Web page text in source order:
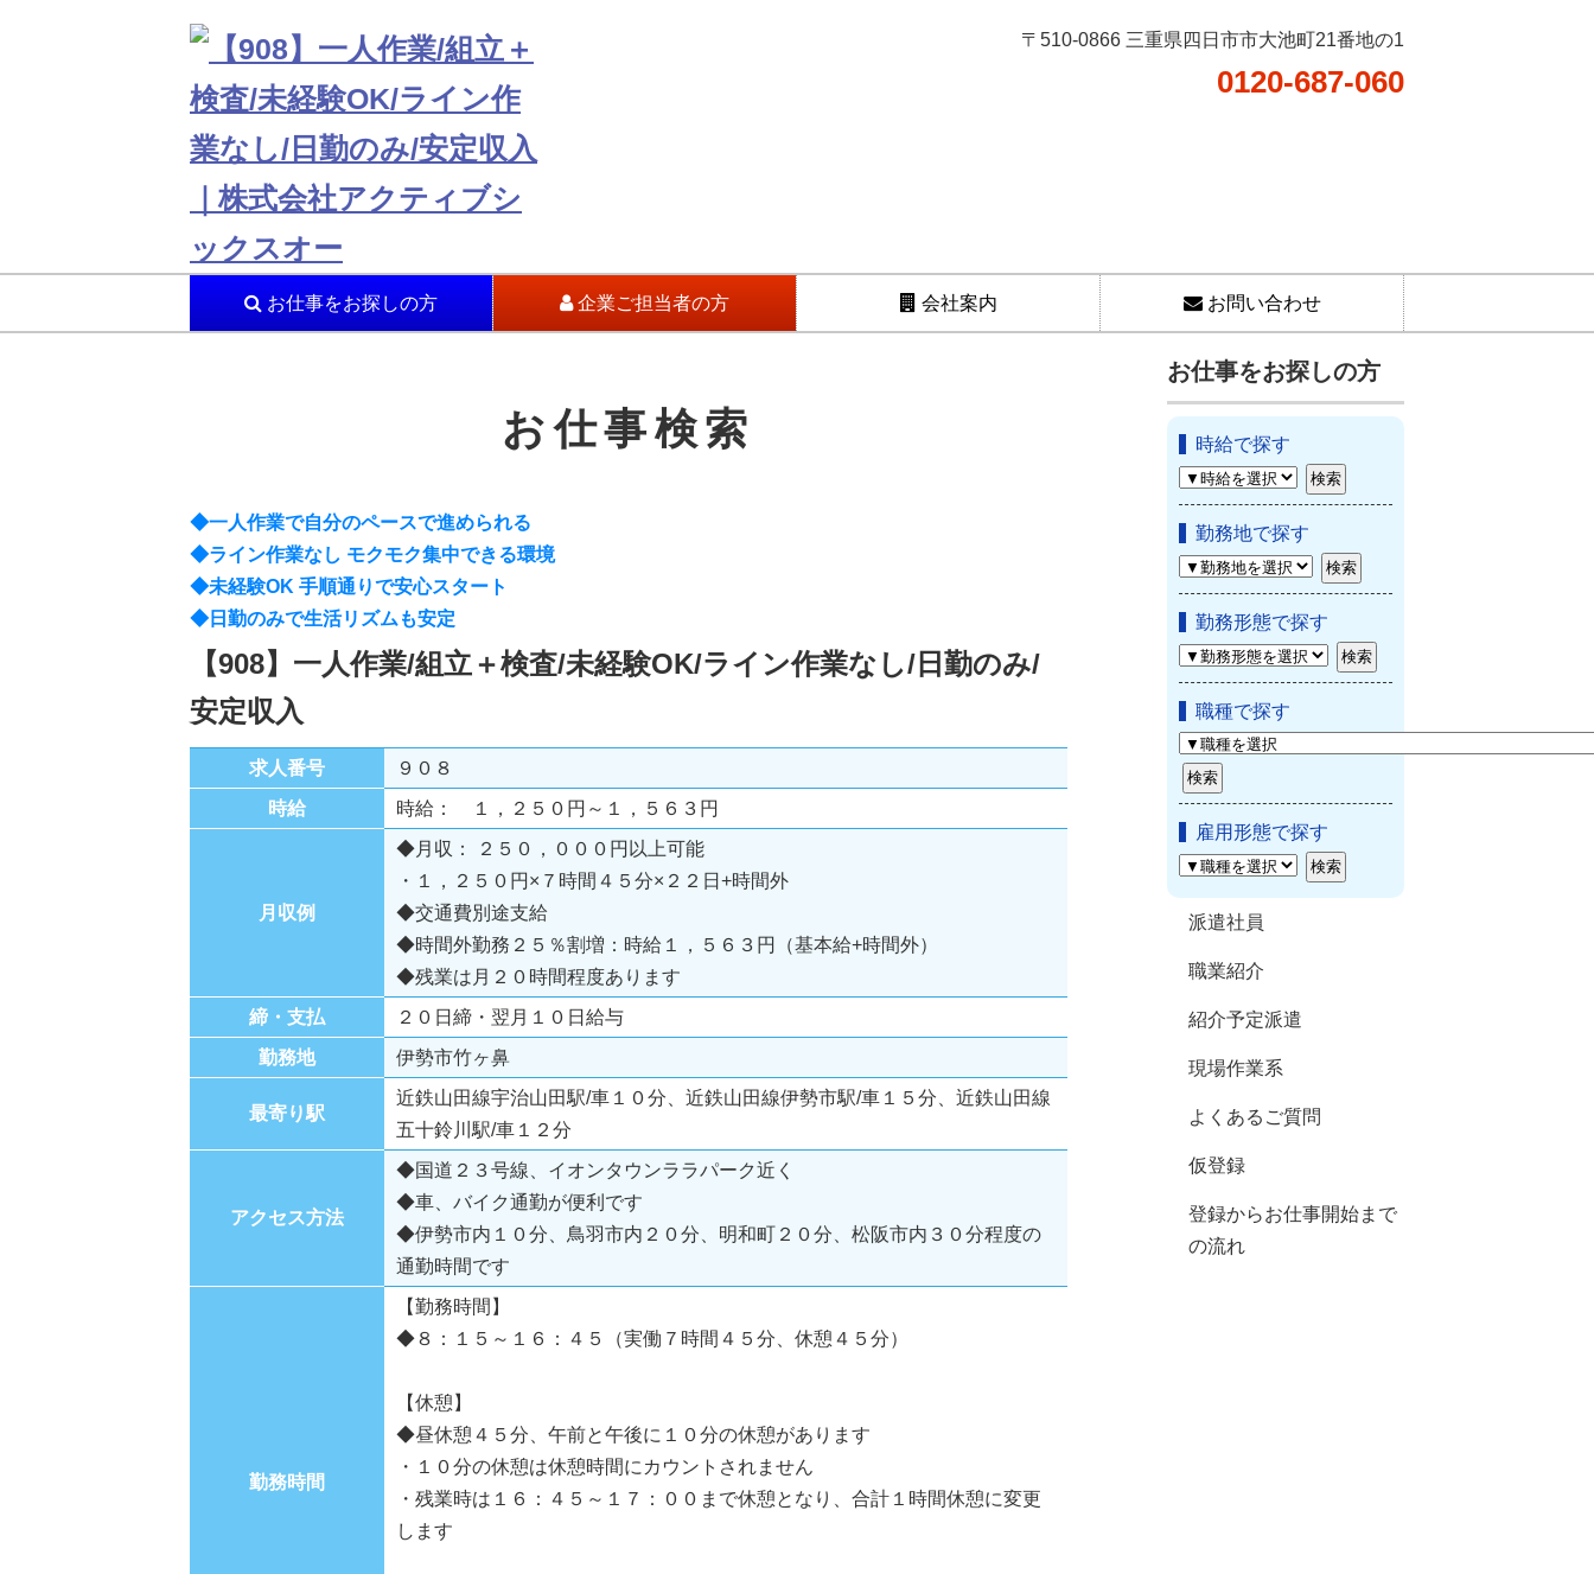
〒510-0866 三重県四日市市大池町21番地の1
0120-687-060
お仕事をお探しの方 企業ご担当者の方 会社案内 お問い合わせ
お仕事検索
◆一人作業で自分のペースで進められる
◆ライン作業なし モクモク集中できる環境
◆未経験OK 手順通りで安心スタート
◆日勤のみで生活リズムも安定
【908】一人作業/組立＋検査/未経験OK/ライン作業なし/日勤のみ/
安定収入
求人番号
９０８
時給
時給： １，２５０円～１，５６３円
月収例
◆月収： ２５０，０００円以上可能
・１，２５０円×７時間４５分×２２日+時間外
◆交通費別途支給
◆時間外勤務２５％割増：時給１，５６３円（基本給+時間外）
◆残業は月２０時間程度あります
締・支払
２０日締・翌月１０日給与
勤務地
伊勢市竹ヶ鼻
最寄り駅
近鉄山田線宇治山田駅/車１０分、近鉄山田線伊勢市駅/車１５分、近鉄山田線
五十鈴川駅/車１２分
アクセス方法
◆国道２３号線、イオンタウンララパーク近く
◆車、バイク通勤が便利です
◆伊勢市内１０分、鳥羽市内２０分、明和町２０分、松阪市内３０分程度の
通勤時間です
勤務時間
【勤務時間】
◆８：１５～１６：４５（実働７時間４５分、休憩４５分）
【休憩】
◆昼休憩４５分、午前と午後に１０分の休憩があります
・１０分の休憩は休憩時間にカウントされません
・残業時は１６：４５～１７：００まで休憩となり、合計１時間休憩に変更
します
お仕事をお探しの方
時給で探す
勤務地で探す
勤務形態で探す
職種で探す
雇用形態で探す
派遣社員
職業紹介
紹介予定派遣
現場作業系
よくあるご質問
仮登録
登録からお仕事開始まで
の流れ